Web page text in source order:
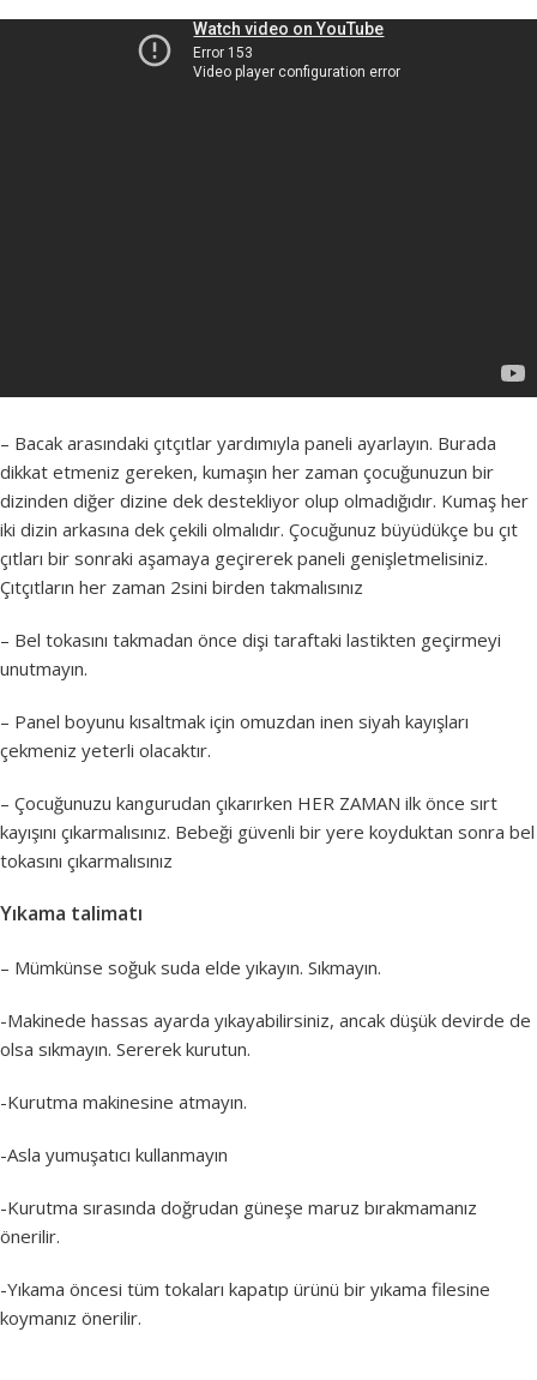
– Bacak arasındaki çıtçıtlar yardımıyla paneli ayarlayın. Burada
dikkat etmeniz gereken, kumaşın her zaman çocuğunuzun bir
dizinden diğer dizine dek destekliyor olup olmadığıdır. Kumaş her
iki dizin arkasına dek çekili olmalıdır. Çocuğunuz büyüdükçe bu çıt
çıtları bir sonraki aşamaya geçirerek paneli genişletmelisiniz.
Çıtçıtların her zaman 2sini birden takmalısınız
– Bel tokasını takmadan önce dişi taraftaki lastikten geçirmeyi
unutmayın.
– Panel boyunu kısaltmak için omuzdan inen siyah kayışları
çekmeniz yeterli olacaktır.
– Çocuğunuzu kangurudan çıkarırken HER ZAMAN ilk önce sırt
kayışını çıkarmalısınız. Bebeği güvenli bir yere koyduktan sonra bel
tokasını çıkarmalısınız
Yıkama talimatı
– Mümkünse soğuk suda elde yıkayın. Sıkmayın.
-Makinede hassas ayarda yıkayabilirsiniz, ancak düşük devirde de
olsa sıkmayın. Sererek kurutun.
-Kurutma makinesine atmayın.
-Asla yumuşatıcı kullanmayın
-Kurutma sırasında doğrudan güneşe maruz bırakmamanız
önerilir.
-Yıkama öncesi tüm tokaları kapatıp ürünü bir yıkama filesine
koymanız önerilir.